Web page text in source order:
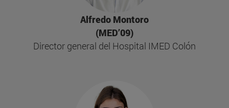
Alfredo Montoro
(MED’09)
Director general del Hospital IMED Colón